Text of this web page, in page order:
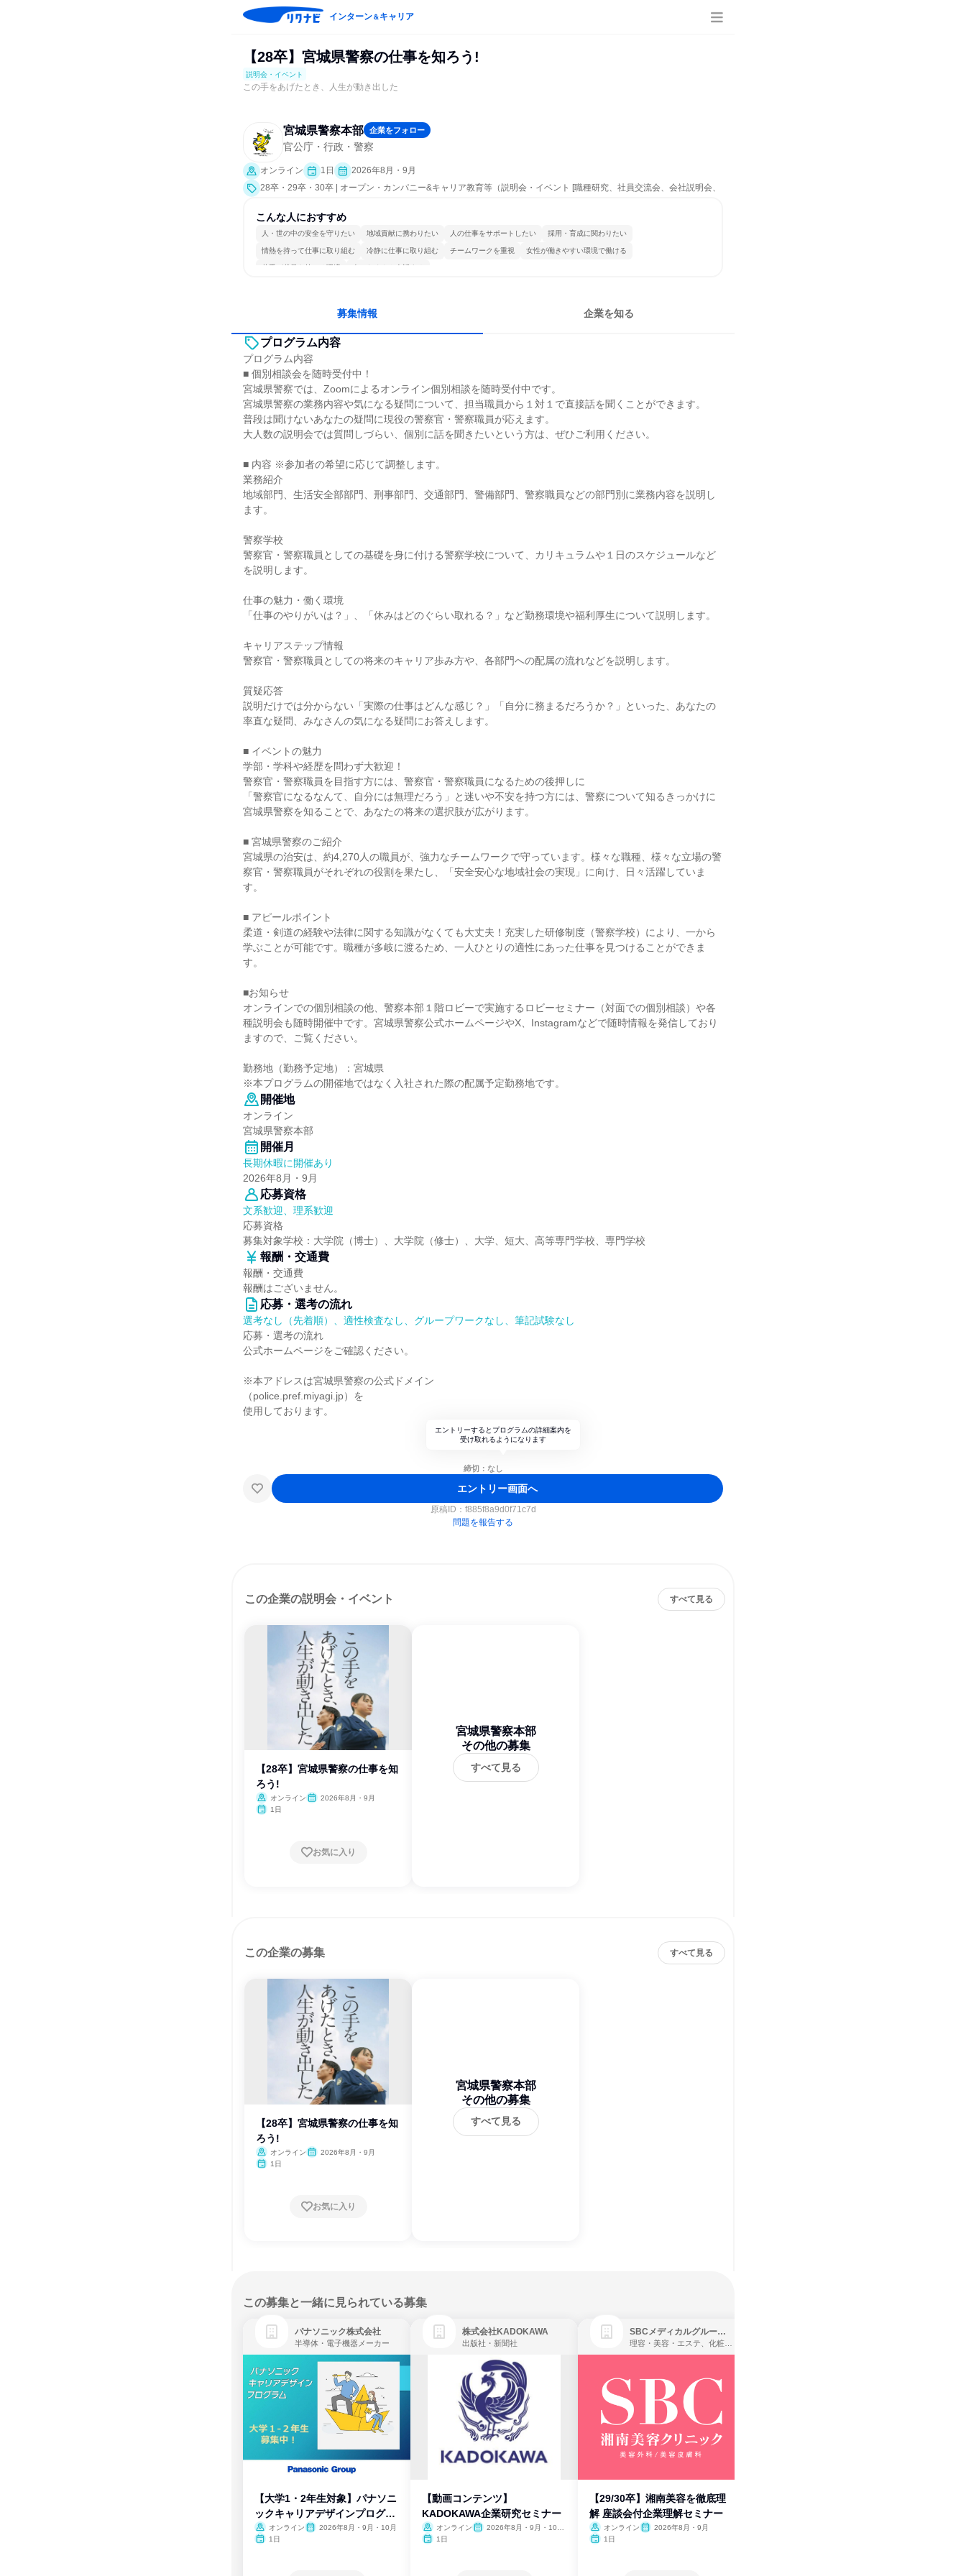
インターン＆キャリア
【28卒】宮城県警察の仕事を知ろう!
説明会・イベント
この手をあげたとき、人生が動き出した
宮城県警察本部 企業をフォロー
官公庁・行政・警察
オンライン 1日
2026年8月・9月
28卒・29卒・30卒 | オープン・カンパニー&キャリア教育等（説明会・イベント [職種研究、社員交流会、会社説明会、
こんな人におすすめ
人・世の中の安全を守りたい 地域貢献に携わりたい 人の仕事をサポートしたい 採用・育成に関わりたい
情熱を持って仕事に取り組む 冷静に仕事に取り組む チームワークを重視 女性が働きやすい環境で働ける
若手が裁量を持てる環境 人とたくさん会話する
募集情報 企業を知る
プログラム内容
プログラム内容
■ 個別相談会を随時受付中！
宮城県警察では、Zoomによるオンライン個別相談を随時受付中です。
宮城県警察の業務内容や気になる疑問について、担当職員から１対１で直接話を聞くことができます。
普段は聞けないあなたの疑問に現役の警察官・警察職員が応えます。
大人数の説明会では質問しづらい、個別に話を聞きたいという方は、ぜひご利用ください。
■ 内容 ※参加者の希望に応じて調整します。
業務紹介
地域部門、生活安全部部門、刑事部門、交通部門、警備部門、警察職員などの部門別に業務内容を説明し
ます。
警察学校
警察官・警察職員としての基礎を身に付ける警察学校について、カリキュラムや１日のスケジュールなど
を説明します。
仕事の魅力・働く環境
「仕事のやりがいは？」、「休みはどのぐらい取れる？」など勤務環境や福利厚生について説明します。
キャリアステップ情報
警察官・警察職員としての将来のキャリア歩み方や、各部門への配属の流れなどを説明します。
質疑応答
説明だけでは分からない「実際の仕事はどんな感じ？」「自分に務まるだろうか？」といった、あなたの
率直な疑問、みなさんの気になる疑問にお答えします。
■ イベントの魅力
学部・学科や経歴を問わず大歓迎！
警察官・警察職員を目指す方には、警察官・警察職員になるための後押しに
「警察官になるなんて、自分には無理だろう」と迷いや不安を持つ方には、警察について知るきっかけに
宮城県警察を知ることで、あなたの将来の選択肢が広がります。
■ 宮城県警察のご紹介
宮城県の治安は、約4,270人の職員が、強力なチームワークで守っています。様々な職種、様々な立場の警
察官・警察職員がそれぞれの役割を果たし、「安全安心な地域社会の実現」に向け、日々活躍していま
す。
■ アピールポイント
柔道・剣道の経験や法律に関する知識がなくても大丈夫！充実した研修制度（警察学校）により、一から
学ぶことが可能です。職種が多岐に渡るため、一人ひとりの適性にあった仕事を見つけることができま
す。
■お知らせ
オンラインでの個別相談の他、警察本部１階ロビーで実施するロビーセミナー（対面での個別相談）や各
種説明会も随時開催中です。宮城県警察公式ホームページやX、Instagramなどで随時情報を発信しており
ますので、ご覧ください。
勤務地（勤務予定地）：宮城県
※本プログラムの開催地ではなく入社された際の配属予定勤務地です。
開催地
オンライン
宮城県警察本部
開催月
長期休暇に開催あり
2026年8月・9月
応募資格
文系歓迎、理系歓迎
応募資格
募集対象学校：大学院（博士）、大学院（修士）、大学、短大、高等専門学校、専門学校
報酬・交通費
報酬・交通費
報酬はございません。
応募・選考の流れ
選考なし（先着順）、適性検査なし、グループワークなし、筆記試験なし
応募・選考の流れ
公式ホームページをご確認ください。
※本アドレスは宮城県警察の公式ドメイン
（police.pref.miyagi.jp）を
使用しております。
エントリーするとプログラムの詳細案内を
受け取れるようになります
締切：なし
エントリー画面へ
原稿ID： f885f8a9d0f71c7d
問題を報告する
この企業の説明会・イベント すべて見る
【28卒】宮城県警察の仕事を知
ろう!
オンライン
2026年8月・9月
1日
お気に入り
宮城県警察本部
その他の募集
すべて見る
この企業の募集 すべて見る
【28卒】宮城県警察の仕事を知
ろう!
オンライン
2026年8月・9月
1日
お気に入り
宮城県警察本部
その他の募集
すべて見る
この募集と一緒に見られている募集
パナソニック株式会社
半導体・電子機器メーカー
【大学1・2年生対象】パナソニ
ックキャリアデザインプログラ
ム
オンライン
2026年8月・9月・10月
1日
株式会社KADOKAWA
出版社・新聞社
【動画コンテンツ】
KADOKAWA企業研究セミナー
オンライン
2026年8月・9月・10
1日
SBCメディカルグループ株式会社
【29/30卒】湘南美容を徹底理
解 座談会付企業理解セミナー
オンライン
2026年8月・9月
1日